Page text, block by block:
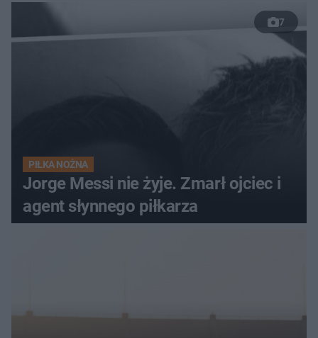
7
PIŁKA NOŻNA
Jorge Messi nie żyje. Zmarł ojciec i
agent słynnego piłkarza